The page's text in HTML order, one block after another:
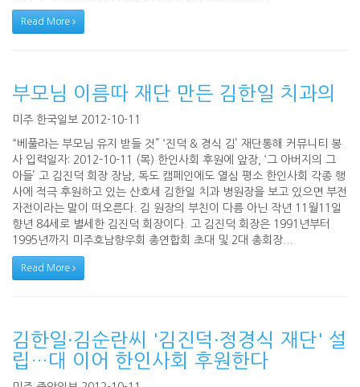
Read More
부모님 이름따 재단 만든 김한일 치과의
미주 한국일보 2012-10-11
“베풀라는 부모님 유지 받들 것” ‘진덕 & 경식 김’ 재단통해 커뮤니티 봉
사 입력일자: 2012-10-11 (목) 한인사회 후원에 앞장, ‘그 아버지의 그
아들’ 고 김진덕 회장 장남, 독도 캠페인에도 열심 평소 한인사회 각종 행
사에 적극 후원하고 있는 산호세 김한일 치과 병원장을 보고 있으면 부전
자전이라는 말이 떠오른다. 김 원장의 부친이 다름 아닌 작년 11월11일
향년 84세로 별세한 김진덕 회장이다. 고 김진덕 회장은 1991년부터
1995년까지 미주호남향우회 총연합회 초대 및 2대 총회장...
Read More
김한일·김순란씨 '김진덕·정경식 재단' 설
립…대 이어 한인사회 후원한다